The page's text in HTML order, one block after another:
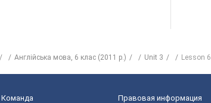
Англійська мова, 6 клас (2011 р.) Unit 3 Lesson 6
Команда Правовая информация